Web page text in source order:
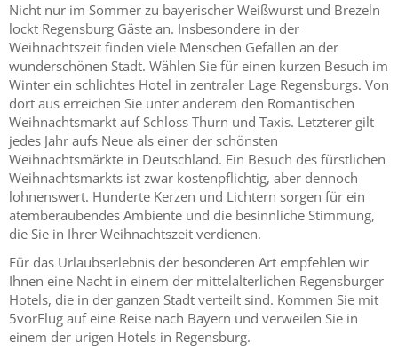
Nicht nur im Sommer zu bayerischer Weißwurst und Brezeln
lockt Regensburg Gäste an. Insbesondere in der
Weihnachtszeit finden viele Menschen Gefallen an der
wunderschönen Stadt. Wählen Sie für einen kurzen Besuch im
Winter ein schlichtes Hotel in zentraler Lage Regensburgs. Von
dort aus erreichen Sie unter anderem den Romantischen
Weihnachtsmarkt auf Schloss Thurn und Taxis. Letzterer gilt
jedes Jahr aufs Neue als einer der schönsten
Weihnachtsmärkte in Deutschland. Ein Besuch des fürstlichen
Weihnachtsmarkts ist zwar kostenpflichtig, aber dennoch
lohnenswert. Hunderte Kerzen und Lichtern sorgen für ein
atemberaubendes Ambiente und die besinnliche Stimmung,
die Sie in Ihrer Weihnachtszeit verdienen.
Für das Urlaubserlebnis der besonderen Art empfehlen wir
Ihnen eine Nacht in einem der mittelalterlichen Regensburger
Hotels, die in der ganzen Stadt verteilt sind. Kommen Sie mit
5vorFlug auf eine Reise nach Bayern und verweilen Sie in
einem der urigen Hotels in Regensburg.